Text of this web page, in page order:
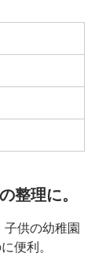
整理に。
供の幼稚園
便利。